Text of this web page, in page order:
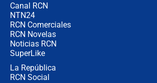
Canal RCN
NTN24
RCN Comerciales
RCN Novelas
Noticias RCN
SuperLike
La República
RCN Social